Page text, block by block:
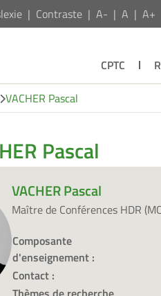
Contraste A- A A+
CPTC
VACHER Pascal
Pascal
VACHER Pascal
Maître de Conférences HDR
Composante
d'enseignement :
Contact :